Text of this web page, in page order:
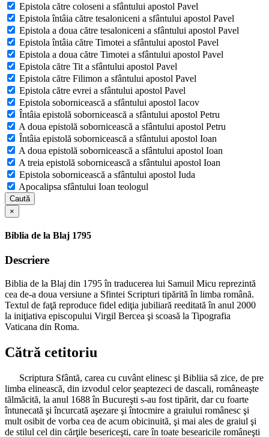
Epistola către coloseni a sfântului apostol Pavel
Epistola întâia către tesaloniceni a sfântului apostol Pavel
Epistola a doua către tesaloniceni a sfântului apostol Pavel
Epistola întâia către Timotei a sfântului apostol Pavel
Epistola a doua către Timotei a sfântului apostol Pavel
Epistola către Tit a sfântului apostol Pavel
Epistola către Filimon a sfântului apostol Pavel
Epistola către evrei a sfântului apostol Pavel
Epistola sobornicească a sfântului apostol Iacov
Întâia epistolă sobornicească a sfântului apostol Petru
A doua epistolă sobornicească a sfântului apostol Petru
Întâia epistolă sobornicească a sfântului apostol Ioan
A doua epistolă sobornicească a sfântului apostol Ioan
A treia epistolă sobornicească a sfântului apostol Ioan
Epistola sobornicească a sfântului apostol Iuda
Apocalipsa sfântului Ioan teologul
Caută
×
Biblia de la Blaj 1795
Descriere
Biblia de la Blaj din 1795 în traducerea lui Samuil Micu reprezintă
cea de-a doua versiune a Sfintei Scripturi tipărită în limba română.
Textul de faţă reproduce fidel ediţia jubiliară reeditată în anul 2000
la iniţiativa episcopului Virgil Bercea şi scoasă la Tipografia
Vaticana din Roma.
Cătră cetitoriu
Scriptura Sfântă, carea cu cuvânt elinesc şi Bibliia să zice, de pre
limba elinească, din izvodul celor şeaptezeci de dascali, româneaşte
tălmăcită, la anul 1688 în Bucureşti s-au fost tipărit, dar cu foarte
întunecată şi încurcată aşezare şi întocmire a graiului românesc şi
mult osibit de vorba cea de acum obicinuită, şi mai ales de graiul şi
de stilul cel din cărţile besericeşti, care în toate besearicile româneşti